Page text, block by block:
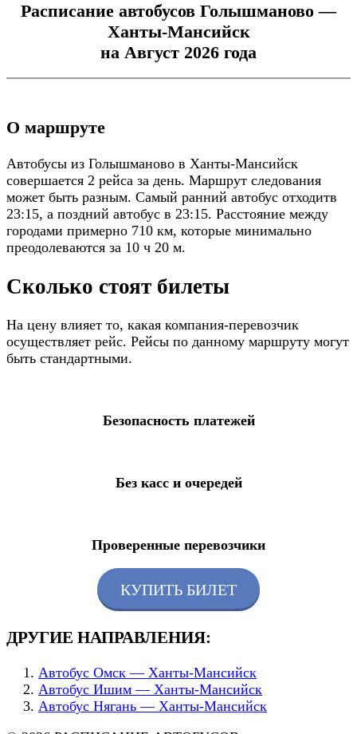
Расписание автобусов Голышманово —
Ханты-Мансийск
на Август 2026 года
О маршруте
Автобусы из Голышманово в Ханты-Мансийск
совершается 2 рейса за день. Маршрут следования
может быть разным. Самый ранний автобус отходитв
23:15, а поздний автобус в 23:15. Расстояние между
городами примерно 710 км, которые минимально
преодолеваются за 10 ч 20 м.
Сколько стоят билеты
На цену влияет то, какая компания-перевозчик
осуществляет рейс. Рейсы по данному маршруту могут
быть стандартными.
Безопасность платежей
Без касс и очередей
Проверенные перевозчики
КУПИТЬ БИЛЕТ
ДРУГИЕ НАПРАВЛЕНИЯ:
Автобус Омск — Ханты-Мансийск
Автобус Ишим — Ханты-Мансийск
Автобус Нягань — Ханты-Мансийск